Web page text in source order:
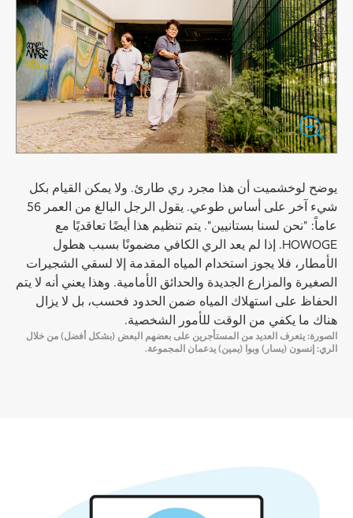
يوضح لوخشميت أن هذا مجرد ري طارئ. ولا يمكن القيام بكل
شيء آخر على أساس طوعي. يقول الرجل البالغ من العمر 56
عاماً: "نحن لسنا بستانيين". يتم تنظيم هذا أيضًا تعاقديًا مع
HOWOGE. إذا لم يعد الري الكافي مضمونًا بسبب هطول
الأمطار، فلا يجوز استخدام المياه المقدمة إلا لسقي الشجيرات
الصغيرة والمزارع الجديدة والحدائق الأمامية. وهذا يعني أنه لا يتم
الحفاظ على استهلاك المياه ضمن الحدود فحسب، بل لا يزال
هناك ما يكفي من الوقت للأمور الشخصية.
الصورة: يتعرف العديد من المستأجرين على بعضهم البعض (بشكل أفضل) من خلال
الري: إنسون (يسار) وبوا (يمين) يدعمان المجموعة.